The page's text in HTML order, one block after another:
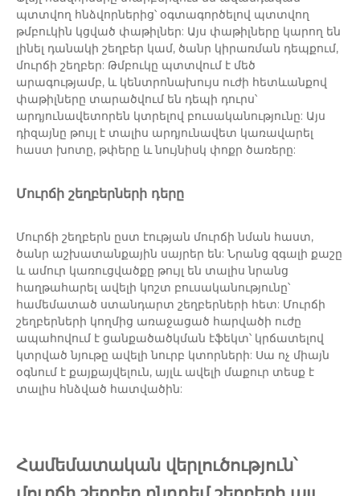
պտտվող հնձվորներից՝ օգտագործելով պտտվող
թմբուկին կցված փաթիլներ: Այս փաթիլները կարող են
լինել դանակի շեղբեր կամ, ծանր կիրառման դեպքում,
մուրճի շեղբեր: Թմբուկը պտտվում է մեծ
արագությամբ, և կենտրոնախույս ուժի հետևանքով
փաթիլները տարածվում են դեպի դուրս՝
արդյունավետորեն կտրելով բուսականությունը: Այս
դիզայնը թույլ է տալիս արդյունավետ կառավարել
հաստ խոտը, թփերը և նույնիսկ փոքր ծառերը:
Մուրճի շեղբերների դերը
Մուրճի շեղբերն ըստ էության մուրճի նման հաստ,
ծանր աշխատանքային սայրեր են: Նրանց զգալի քաշը
և ամուր կառուցվածքը թույլ են տալիս նրանց
հաղթահարել ավելի կոշտ բուսականությունը՝
համեմատած ստանդարտ շեղբերների հետ: Մուրճի
շեղբերների կողմից առաջացած հարվածի ուժը
ապահովում է ցանքածածկման էֆեկտ՝ կրճատելով
կտրված նյութը ավելի նուրբ կտորների: Սա ոչ միայն
օգնում է քայքայվելուն, այլև ավելի մաքուր տեսք է
տալիս հնձված հատվածին:
Համեմատական ​​վերլուծություն՝